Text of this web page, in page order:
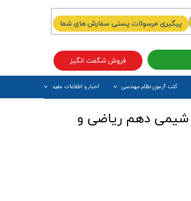
کتب آزمون نظام مهندسی اخبار و اطلاعات مفید
فروش شگفت انگیز
پیگیری مرسولات پستی سفارش های شما
شیمی دهم ریاضی و